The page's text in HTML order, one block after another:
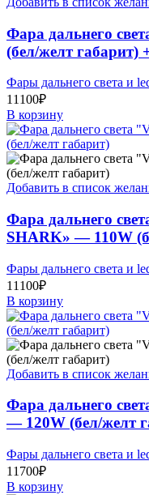
Фара дальнего
(бел/желт габарит)
Фары дальнего света и
11100₽
В корзину
Добавить в список
Фара дальнего
SHARK» — 110W
Фары дальнего света и
11100₽
В корзину
Добавить в список
Фара дальнего
— 120W (бел/желт
Фары дальнего света и
11700₽
В корзину